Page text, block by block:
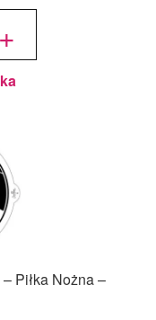
+
Piłka Nożna –